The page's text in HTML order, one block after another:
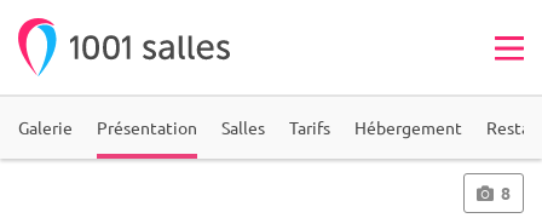
Galerie Présentation Salles Tarifs Hébergement
8